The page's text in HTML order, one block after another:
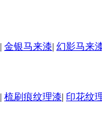
| 金银马来漆| 幻影马来
| 梳刷痕纹理漆| 印花纹